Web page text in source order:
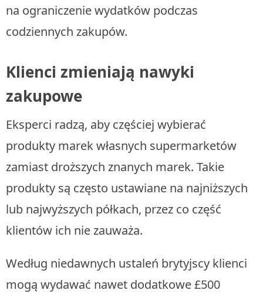
na ograniczenie wydatków podczas
codziennych zakupów.
Klienci zmieniają nawyki
zakupowe
Eksperci radzą, aby częściej wybierać
produkty marek własnych supermarketów
zamiast droższych znanych marek. Takie
produkty są często ustawiane na najniższych
lub najwyższych półkach, przez co część
klientów ich nie zauważa.
Według niedawnych ustaleń brytyjscy klienci
mogą wydawać nawet dodatkowe £500